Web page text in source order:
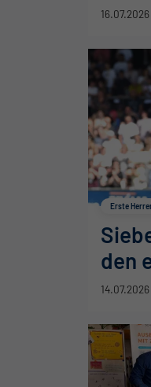
16.07.2026
den
Erste
14.07.2026